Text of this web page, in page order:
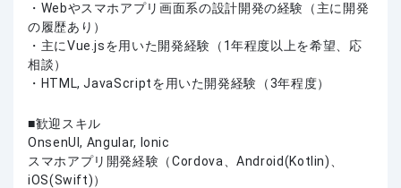
・Webやスマホアプリ画面系の設計開発の経験（主に開発
の履歴あり）
・主にVue.jsを用いた開発経験（1年程度以上を希望、応
相談）
・HTML, JavaScriptを用いた開発経験（3年程度）
歓迎スキル
OnsenUI, Angular, Ionic
スマホアプリ開発経験（Cordova、Android(Kotlin)、
iOS(Swift)）